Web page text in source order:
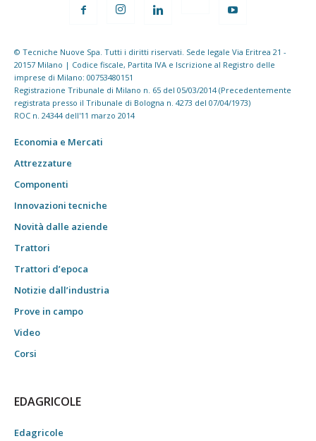
© Tecniche Nuove Spa. Tutti i diritti riservati. Sede legale Via Eritrea 21 -
20157 Milano | Codice fiscale, Partita IVA e Iscrizione al Registro delle
imprese di Milano: 00753480151
Registrazione Tribunale di Milano n. 65 del 05/03/2014 (Precedentemente
registrata presso il Tribunale di Bologna n. 4273 del 07/04/1973)
ROC n. 24344 dell'11 marzo 2014
Economia e Mercati
Attrezzature
Componenti
Innovazioni tecniche
Novità dalle aziende
Trattori
Trattori d’epoca
Notizie dall’industria
Prove in campo
Video
Corsi
EDAGRICOLE
Edagricole